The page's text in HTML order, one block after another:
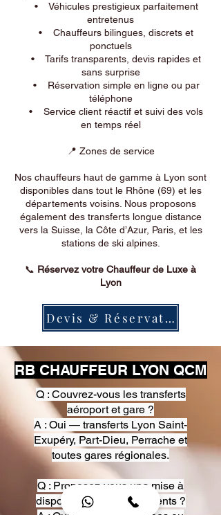
• Véhicules prestigieux parfaitement
entretenus
• Chauffeurs bilingues, discrets et
ponctuels
• Tarifs transparents, devis rapides et
sans surprise
• Réservation simple en ligne ou par
téléphone
• Service client réactif et suivi des vols
en temps réel
📍 Zones de service
Nos chauffeurs haut de gamme à Lyon sont
disponibles dans tout le Rhône (69) et les
départements voisins. Nous proposons
également des transferts longue distance
vers la Suisse, la Côte d’Azur, Paris, et les
stations de ski alpines.
📞 Réservez votre Chauffeur de Luxe à
Lyon
Devis & Réservation
RB CHAUFFEUR LYON QCM
Q : Couvrez-vous les transferts
aéroport et gare ?
A : Oui — transferts Lyon Saint-
Exupéry, Part-Dieu, Perrache et
toutes gares régionales.
Q : Proposez-vous une mise à
disposition pour événements ?